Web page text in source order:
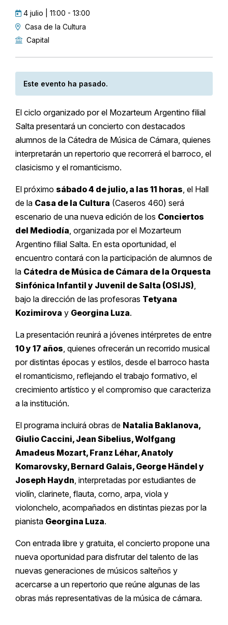
4 julio | 11:00 - 13:00
Casa de la Cultura
Capital
Este evento ha pasado.
El ciclo organizado por el Mozarteum Argentino filial
Salta presentará un concierto con destacados
alumnos de la Cátedra de Música de Cámara, quienes
interpretarán un repertorio que recorrerá el barroco, el
clasicismo y el romanticismo.
El próximo sábado 4 de julio, a las 11 horas, el Hall
de la Casa de la Cultura (Caseros 460) será
escenario de una nueva edición de los Conciertos
del Mediodía, organizada por el Mozarteum
Argentino filial Salta. En esta oportunidad, el
encuentro contará con la participación de alumnos de
la Cátedra de Música de Cámara de la Orquesta
Sinfónica Infantil y Juvenil de Salta (OSIJS),
bajo la dirección de las profesoras Tetyana
Kozimirova y Georgina Luza.
La presentación reunirá a jóvenes intérpretes de entre
10 y 17 años, quienes ofrecerán un recorrido musical
por distintas épocas y estilos, desde el barroco hasta
el romanticismo, reflejando el trabajo formativo, el
crecimiento artístico y el compromiso que caracteriza
a la institución.
El programa incluirá obras de Natalia Baklanova,
Giulio Caccini, Jean Sibelius, Wolfgang
Amadeus Mozart, Franz Léhar, Anatoly
Komarovsky, Bernard Galais, George Händel y
Joseph Haydn, interpretadas por estudiantes de
violín, clarinete, flauta, corno, arpa, viola y
violonchelo, acompañados en distintas piezas por la
pianista Georgina Luza.
Con entrada libre y gratuita, el concierto propone una
nueva oportunidad para disfrutar del talento de las
nuevas generaciones de músicos salteños y
acercarse a un repertorio que reúne algunas de las
obras más representativas de la música de cámara.